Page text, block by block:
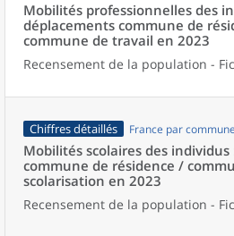
Mobilités professionnelles des
déplacements commune de
commune de travail en 2023
Recensement de la population -
Chiffres détaillés France par
Mobilités scolaires des
commune de résidence /
scolarisation en 2023
Recensement de la population -